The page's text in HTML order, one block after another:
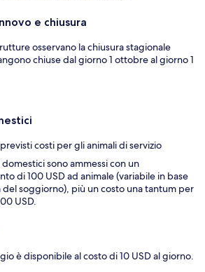
e chiusura
osservano la chiusura stagionale
chiuse dal giorno 1 ottobre al giorno 1
costi per gli animali di servizio
domestici sono ammessi con un
di 100 USD ad animale (variabile in base
del soggiorno), più un costo una tantum per
USD.
è disponibile al costo di 10 USD al giorno.